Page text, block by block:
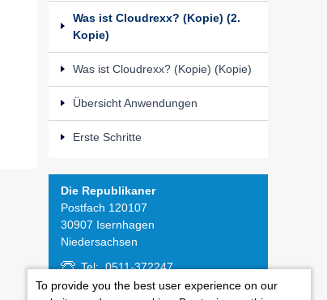
Was ist Cloudrexx? (Kopie) (2.
Kopie)
Was ist Cloudrexx? (Kopie) (Kopie)
Übersicht Anwendungen
Erste Schritte
Die Republikaner
Postfach 120107
30907 Isernhagen
Niedersachsen
Tel: 0511-372247
Fax: 0511-371545
To provide you the best user experience on our